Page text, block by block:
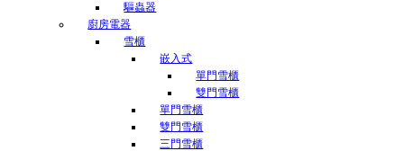
驅蟲器
廚房電器
雪櫃
嵌入式
單門雪櫃
雙門雪櫃
單門雪櫃
雙門雪櫃
三門雪櫃